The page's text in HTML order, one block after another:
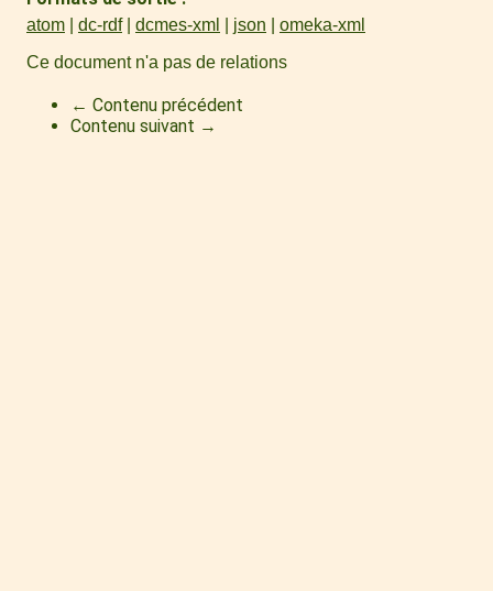
atom dc-rdf dcmes-xml json
omeka-xml
Ce document n'a pas de relations
← Contenu précédent
Contenu suivant →